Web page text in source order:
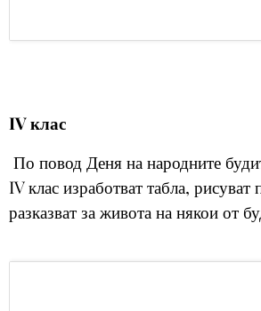
IV клас
По повод Деня на народните
IV клас изработват табла, рисуват
разказват за живота на някои от